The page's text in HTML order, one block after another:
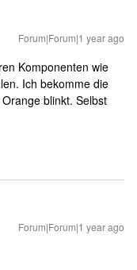
Forum|Forum|1 year ago
Komponenten wie
Ich bekomme die
blinkt. Selbst
Forum|Forum|1 year ago